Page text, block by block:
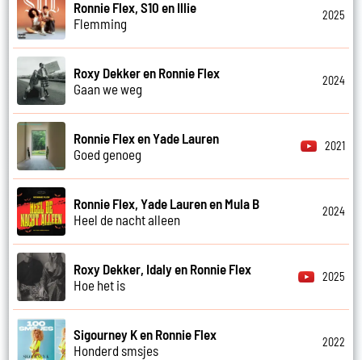
Ronnie Flex, S10 en Illie
Flemming
2025
Roxy Dekker en Ronnie Flex
Gaan we weg
2024
Ronnie Flex en Yade Lauren
Goed genoeg
2021
Ronnie Flex, Yade Lauren en Mula B
Heel de nacht alleen
2024
Roxy Dekker, Idaly en Ronnie Flex
Hoe het is
2025
Sigourney K en Ronnie Flex
Honderd smsjes
2022